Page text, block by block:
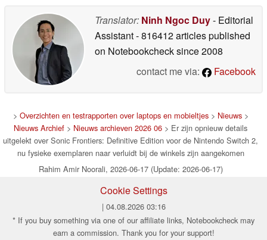
Translator: Ninh Ngoc Duy- Editorial
Assistant- 816412 articles published
on Notebookchecksince 2008
contact me via:
Facebook
> Overzichten en testrapporten over laptops en mobieltjes> Nieuws>
Nieuws Archief > Nieuws archieven 2026 06 > Er zijn opnieuw details
uitgelekt over Sonic Frontiers: Definitive Edition voor de Nintendo Switch 2,
nu fysieke exemplaren naar verluidt bij de winkels zijn aangekomen
Rahim Amir Noorali, 2026-06-17 (Update: 2026-06-17)
Cookie Settings
| 04.08.2026 03:16
* If you buy something via one of our affiliate links, Notebookcheck may
earn a commission. Thank you for your support!